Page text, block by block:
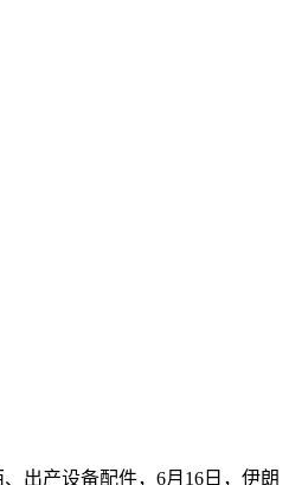
出产设备配件，6月16日，伊朗